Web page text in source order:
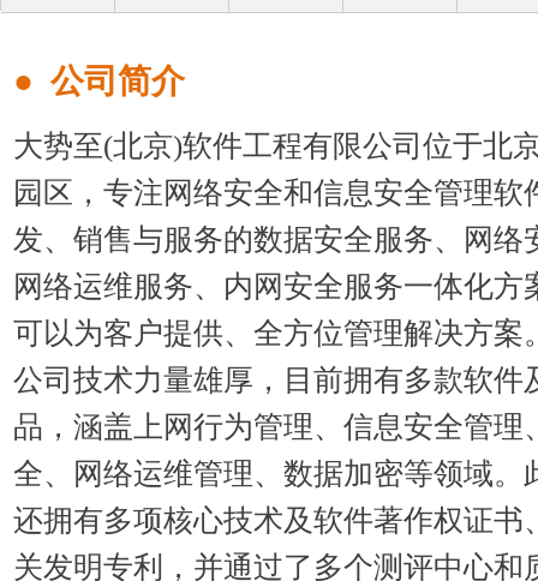
● 公司简介
大势至(北京)软件工程有限公司位于北
园区，专注网络安全和信息安全管理软
发、销售与服务的数据安全服务、网络
网络运维服务、内网安全服务一体化方
可以为客户提供、全方位管理解决方案
公司技术力量雄厚，目前拥有多款软件
品，涵盖上网行为管理、信息安全管理
全、网络运维管理、数据加密等领域。
还拥有多项核心技术及软件著作权证书
关发明专利，并通过了多个测评中心和